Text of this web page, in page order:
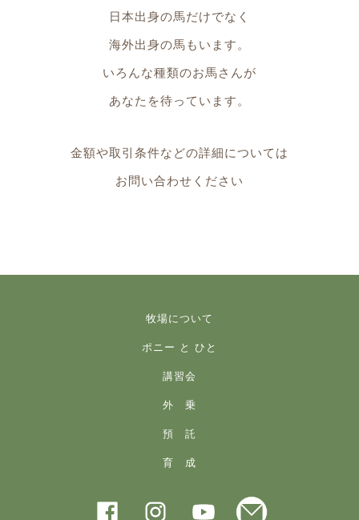
日本出身の馬だけでなく
海外出身の馬もいます。
いろんな種類のお馬さんが
あなたを待っています。
金額や取引条件などの詳細については
お問い合わせください
牧場について
ポニー と ひと
講習会
外 乗
預 託
育 成